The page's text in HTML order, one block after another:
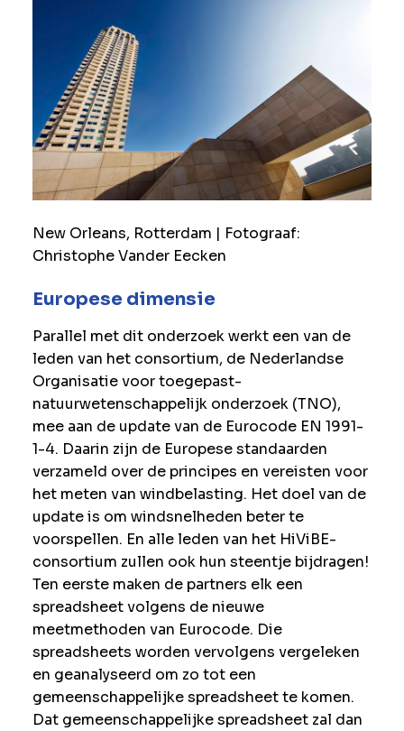
New Orleans, Rotterdam | Fotograaf:
Christophe Vander Eecken
Europese dimensie
Parallel met dit onderzoek werkt een van de
leden van het consortium, de Nederlandse
Organisatie voor toegepast-
natuurwetenschappelijk onderzoek (TNO),
mee aan de update van de Eurocode EN 1991-
1-4. Daarin zijn de Europese standaarden
verzameld over de principes en vereisten voor
het meten van windbelasting. Het doel van de
update is om windsnelheden beter te
voorspellen. En alle leden van het HiViBE-
consortium zullen ook hun steentje bijdragen!
Ten eerste maken de partners elk een
spreadsheet volgens de nieuwe
meetmethoden van Eurocode. Die
spreadsheets worden vervolgens vergeleken
en geanalyseerd om zo tot een
gemeenschappelijke spreadsheet te komen.
Dat gemeenschappelijke spreadsheet zal dan